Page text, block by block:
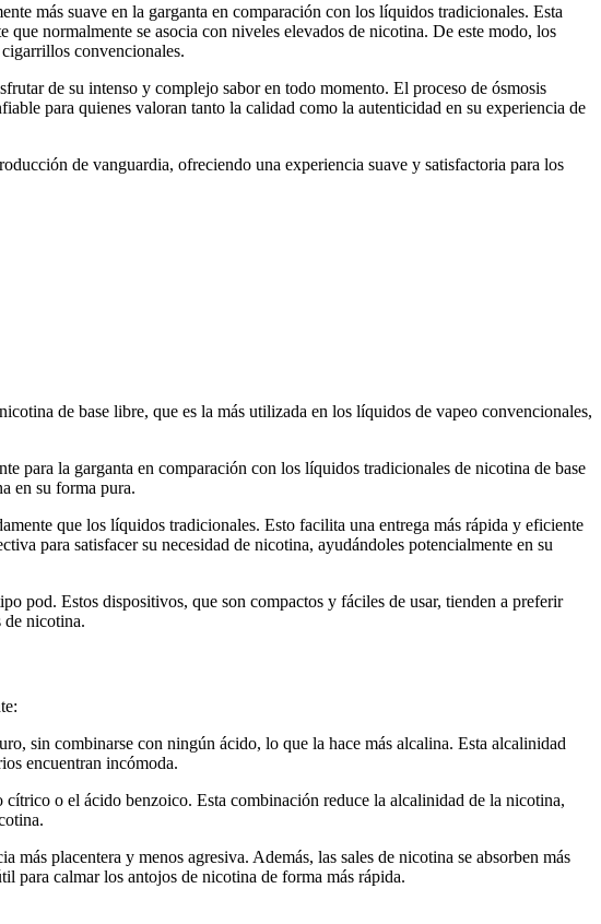
más suave en la garganta en comparación con los líquidos tradicionales. Esta
normalmente se asocia con niveles elevados de nicotina. De este modo, los
convencionales.
de su intenso y complejo sabor en todo momento. El proceso de ósmosis
para quienes valoran tanto la calidad como la autenticidad en su experiencia de
de vanguardia, ofreciendo una experiencia suave y satisfactoria para los
de base libre, que es la más utilizada en los líquidos de vapeo convencionales,
para la garganta en comparación con los líquidos tradicionales de nicotina de base
en su forma pura.
que los líquidos tradicionales. Esto facilita una entrega más rápida y eficiente
para satisfacer su necesidad de nicotina, ayudándoles potencialmente en su
pod. Estos dispositivos, que son compactos y fáciles de usar, tienden a preferir
de nicotina.
sin combinarse con ningún ácido, lo que la hace más alcalina. Esta alcalinidad
encuentran incómoda.
o el ácido benzoico. Esta combinación reduce la alcalinidad de la nicotina,
más placentera y menos agresiva. Además, las sales de nicotina se absorben más
para calmar los antojos de nicotina de forma más rápida.